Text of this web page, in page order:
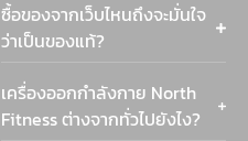
ซื้อของจากเว็บไหนถึงจะมั่นใจ
ว่าเป็นของแท้?
เครื่องออกกำลังกาย North
Fitness ต่างจากทั่วไปยังไง?